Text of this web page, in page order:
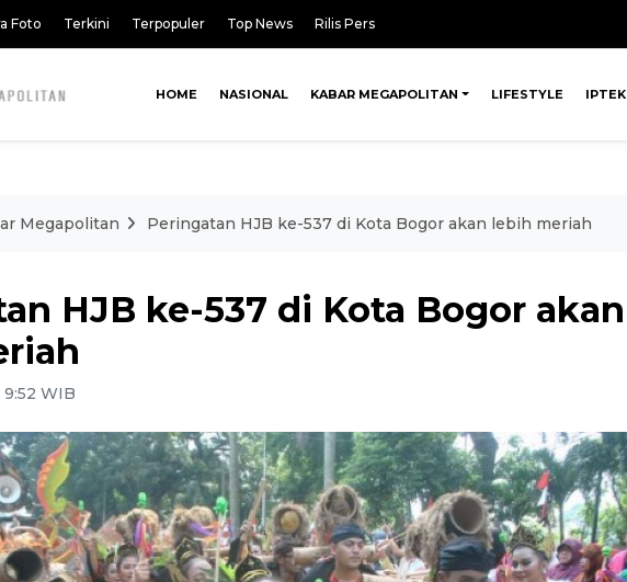
Foto Terkini Terpopuler Top News Rilis Pers
HOME NASIONAL KABAR MEGAPOLITAN LIFESTYLE IPTEK
Megapolitan Peringatan HJB ke-537 di Kota Bogor akan lebih meriah
HJB ke-537 di Kota Bogor akan
9:52 WIB